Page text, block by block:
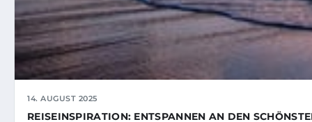
14. AUGUST 2025
REISEINSPIRATION: ENTSPANNEN AN DEN